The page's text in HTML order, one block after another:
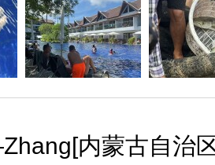
内蒙古自治